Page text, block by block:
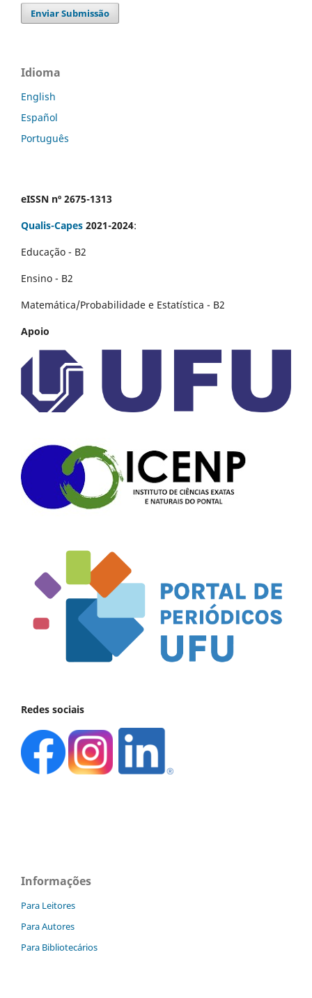
Enviar Submissão
Idioma
English
Español
Português
eISSN nº 2675-1313
Qualis-Capes 2021-2024:
Educação - B2
Ensino - B2
Matemática/Probabilidade e Estatística - B2
Apoio
Redes sociais
Informações
Para Leitores
Para Autores
Para Bibliotecários